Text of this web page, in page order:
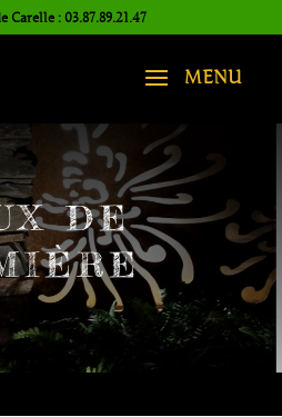
Carelle : 03.87.89.21.47
DE